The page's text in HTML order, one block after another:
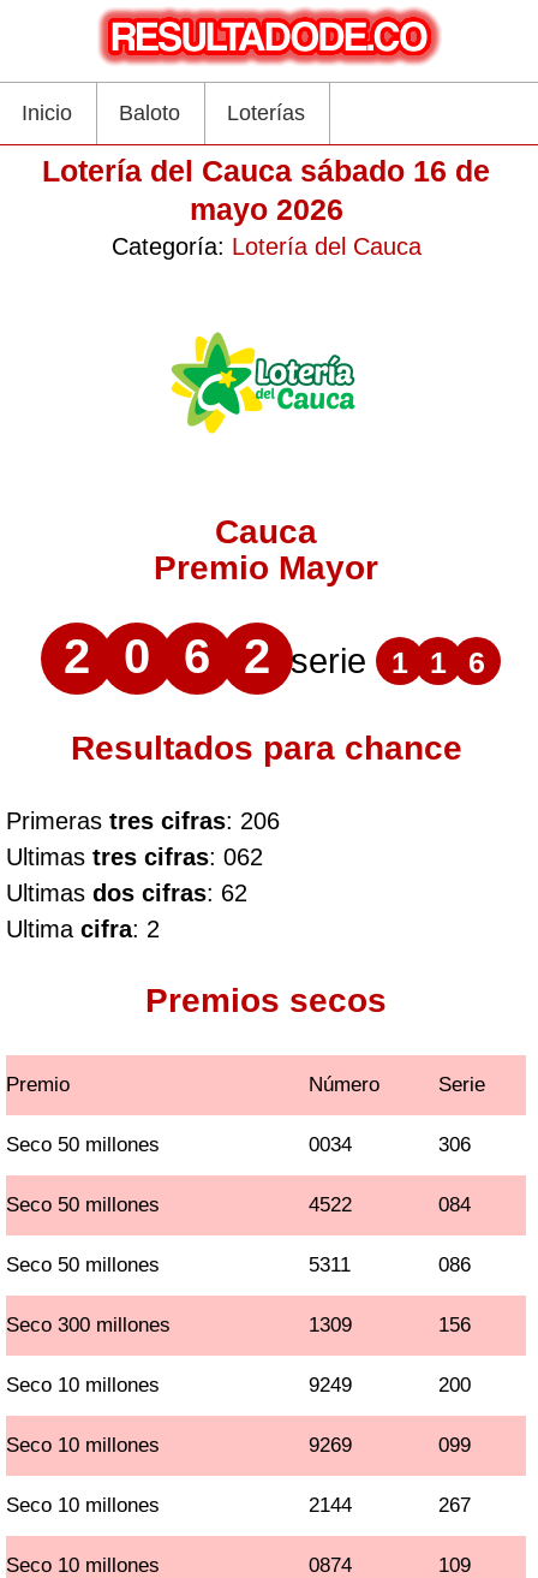
Inicio Baloto Loterías
Lotería del Cauca sábado 16 de
mayo 2026
Categoría: Lotería del Cauca
Cauca
Premio Mayor
2 0 6 2 serie 1 1 6
Resultados para chance
Primeras tres cifras: 206
Ultimas tres cifras: 062
Ultimas dos cifras: 62
Ultima cifra: 2
Premios secos
Premio Número Serie
Seco 50 millones 0034 306
Seco 50 millones 4522 084
Seco 50 millones 5311 086
Seco 300 millones 1309 156
Seco 10 millones 9249 200
Seco 10 millones 9269 099
Seco 10 millones 2144 267
Seco 10 millones 0874 109